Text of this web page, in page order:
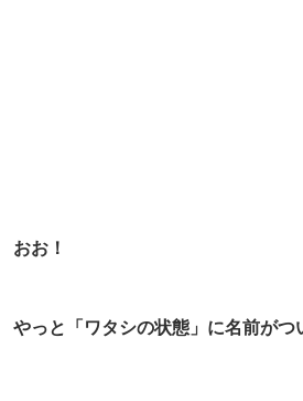
おお！
やっと「ワタシの状態」に名前がつ